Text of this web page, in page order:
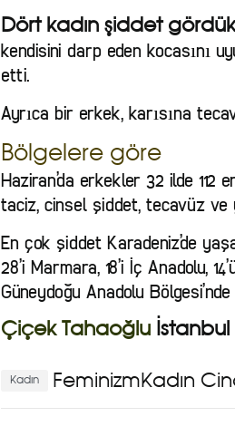
Dört kadın şiddet
kendisini darp eden kocasını
etti.
Ayrıca bir erkek, karısına
Bölgelere göre
Haziran’da erkekler 32 ilde
taciz, cinsel şiddet, tecavüz ve
En çok şiddet Karadeniz’de
28’i Marmara, 18’i İç Anadolu,
Güneydoğu Anadolu
Çiçek Tahaoğlu
Feminizm
Kadın Kadın